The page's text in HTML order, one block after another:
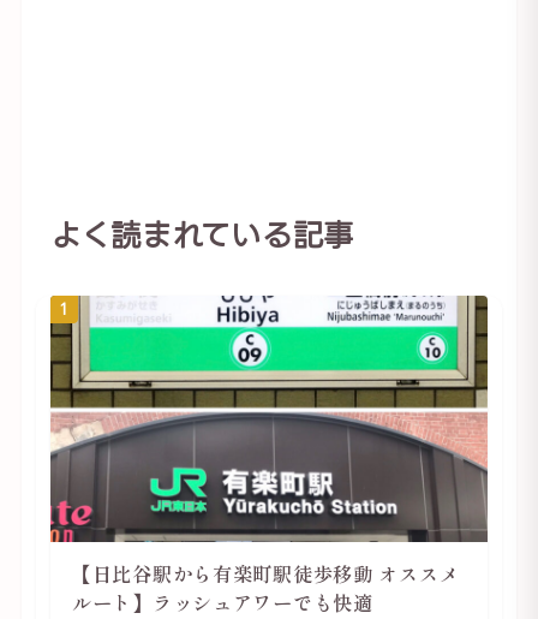
よく読まれている記事
1
【日比谷駅から有楽町駅徒歩移動 オススメ
ルート】ラッシュアワーでも快適